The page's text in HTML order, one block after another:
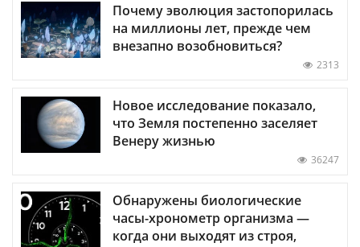
Почему эволюция застопорилась
на миллионы лет, прежде чем
внезапно возобновиться?
2313
Новое исследование показало,
что Земля постепенно заселяет
Венеру жизнью
36247
Обнаружены биологические
часы-хронометр организма —
когда они выходят из строя,